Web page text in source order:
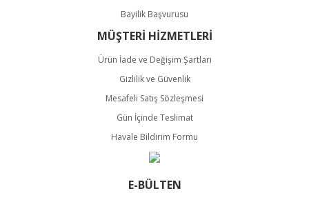
Bayilik Başvurusu
MÜŞTERİ HİZMETLERİ
Ürün İade ve Değişim Şartları
Gizlilik ve Güvenlik
Mesafeli Satış Sözleşmesi
Gün İçinde Teslimat
Havale Bildirim Formu
E-BÜLTEN